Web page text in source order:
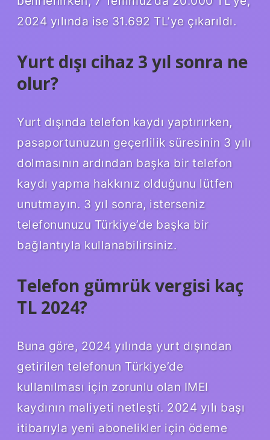
2024 yılında ise 31.692 TL’ye çıkarıldı.
Yurt dışı cihaz 3 yıl sonra ne
olur?
Yurt dışında telefon kaydı yaptırırken,
pasaportunuzun geçerlilik süresinin 3 yılı
dolmasının ardından başka bir telefon
kaydı yapma hakkınız olduğunu lütfen
unutmayın. 3 yıl sonra, isterseniz
telefonunuzu Türkiye’de başka bir
bağlantıyla kullanabilirsiniz.
Telefon gümrük vergisi kaç
TL 2024?
Buna göre, 2024 yılında yurt dışından
getirilen telefonun Türkiye’de
kullanılması için zorunlu olan IMEI
kaydının maliyeti netleşti. 2024 yılı başı
itibarıyla yeni abonelikler için ödeme